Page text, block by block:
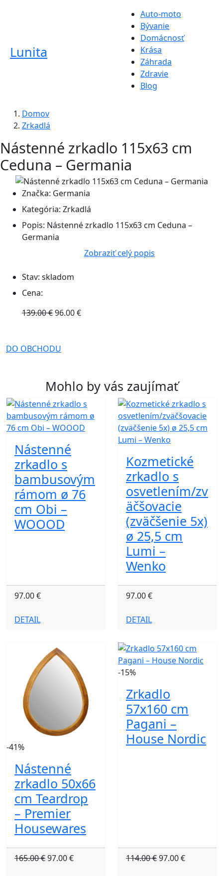
Lunita
Auto-moto
Bývanie
Domácnosť
Krása
Záhrada
Zdravie
Blog
Domov
Zrkadlá
Nástenné zrkadlo 115x63 cm
Ceduna – Germania
Značka: Germania
Kategória: Zrkadlá
Popis: Nástenné zrkadlo 115x63 cm Ceduna –
Germania
Zobraziť celý popis
Stav: skladom
Cena:
139.00 €96.00 €
DO OBCHODU
Mohlo by vás zaujímať
Nástenné
zrkadlo s
bambusovým
rámom ø 76
cm Obi –
WOOOD
97.00 €
DETAIL
Kozmetické
zrkadlo s
osvetlením/zv
äčšovacie
(zväčšenie 5x)
ø 25,5 cm
Lumi –
Wenko
97.00 €
DETAIL
-41%
Nástenné
zrkadlo 50x66
cm Teardrop
– Premier
Housewares
165.00 €97.00 €
-15%
Zrkadlo
57x160 cm
Pagani –
House Nordic
114.00 €97.00 €